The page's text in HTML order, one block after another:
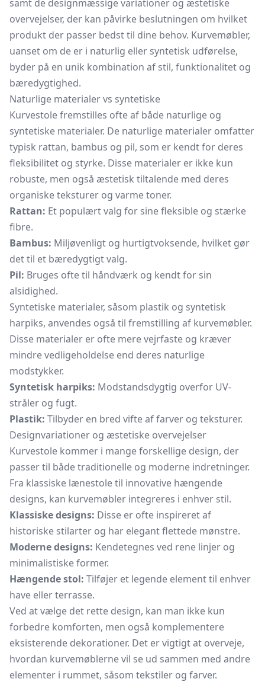
samt de designmæssige variationer og æstetiske
overvejelser, der kan påvirke beslutningen om hvilket
produkt der passer bedst til dine behov. Kurvemøbler,
uanset om de er i naturlig eller syntetisk udførelse,
byder på en unik kombination af stil, funktionalitet og
bæredygtighed.
Naturlige materialer vs syntetiske
Kurvestole fremstilles ofte af både naturlige og
syntetiske materialer. De naturlige materialer omfatter
typisk rattan, bambus og pil, som er kendt for deres
fleksibilitet og styrke. Disse materialer er ikke kun
robuste, men også æstetisk tiltalende med deres
organiske teksturer og varme toner.
Rattan: Et populært valg for sine fleksible og stærke
fibre.
Bambus: Miljøvenligt og hurtigtvoksende, hvilket gør
det til et bæredygtigt valg.
Pil: Bruges ofte til håndværk og kendt for sin
alsidighed.
Syntetiske materialer, såsom plastik og syntetisk
harpiks, anvendes også til fremstilling af kurvemøbler.
Disse materialer er ofte mere vejrfaste og kræver
mindre vedligeholdelse end deres naturlige
modstykker.
Syntetisk harpiks: Modstandsdygtig overfor UV-
stråler og fugt.
Plastik: Tilbyder en bred vifte af farver og teksturer.
Designvariationer og æstetiske overvejelser
Kurvestole kommer i mange forskellige design, der
passer til både traditionelle og moderne indretninger.
Fra klassiske lænestole til innovative hængende
designs, kan kurvemøbler integreres i enhver stil.
Klassiske designs: Disse er ofte inspireret af
historiske stilarter og har elegant flettede mønstre.
Moderne designs: Kendetegnes ved rene linjer og
minimalistiske former.
Hængende stol: Tilføjer et legende element til enhver
have eller terrasse.
Ved at vælge det rette design, kan man ikke kun
forbedre komforten, men også komplementere
eksisterende dekorationer. Det er vigtigt at overveje,
hvordan kurvemøblerne vil se ud sammen med andre
elementer i rummet, såsom tekstiler og farver.